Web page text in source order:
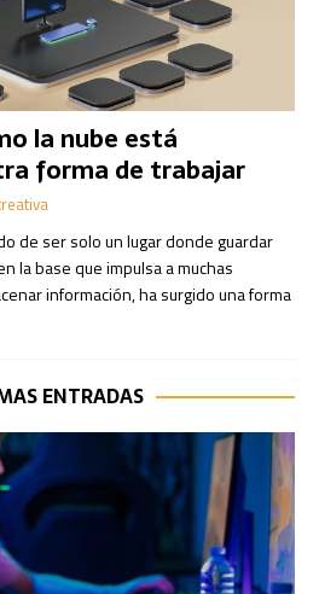
la nube está
forma de trabajar
de ser solo un lugar donde guardar
la base que impulsa a muchas
información, ha surgido una forma
ENTRADAS